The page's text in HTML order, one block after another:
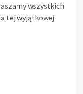
wszystkich
tej wyjątkowej